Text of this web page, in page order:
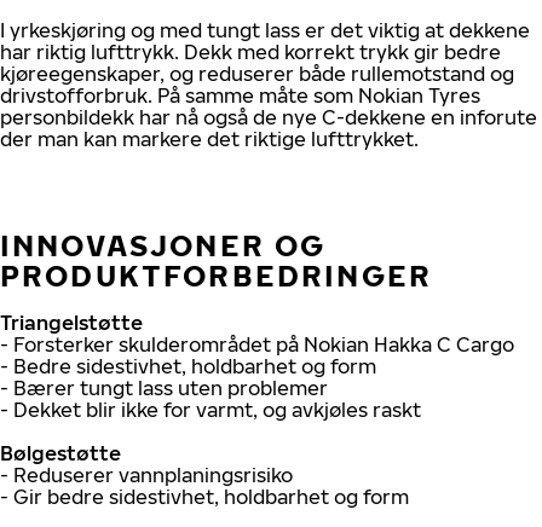
I yrkeskjøring og med tungt lass er det viktig at dekkene
har riktig lufttrykk. Dekk med korrekt trykk gir bedre
kjøreegenskaper, og reduserer både rullemotstand og
drivstofforbruk. På samme måte som Nokian Tyres
personbildekk har nå også de nye C-dekkene en inforute
der man kan markere det riktige lufttrykket.
INNOVASJONER OG
PRODUKTFORBEDRINGER
Triangelstøtte
- Forsterker skulderområdet på Nokian Hakka C Cargo
- Bedre sidestivhet, holdbarhet og form
- Bærer tungt lass uten problemer
- Dekket blir ikke for varmt, og avkjøles raskt
Bølgestøtte
- Reduserer vannplaningsrisiko
- Gir bedre sidestivhet, holdbarhet og form